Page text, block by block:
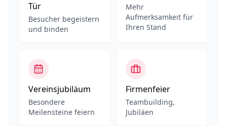
Tür
Besucher begeistern
und binden
Mehr
Aufmerksamkeit für
Ihren Stand
Vereinsjubiläum
Besondere
Meilensteine feiern
Firmenfeier
Teambuilding,
Jubiläen